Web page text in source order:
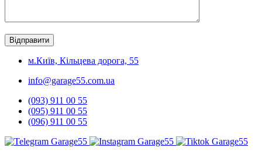
м.Київ, Кільцева дорога, 55
info@garage55.com.ua
(093) 911 00 55
(095) 911 00 55
(096) 911 00 55